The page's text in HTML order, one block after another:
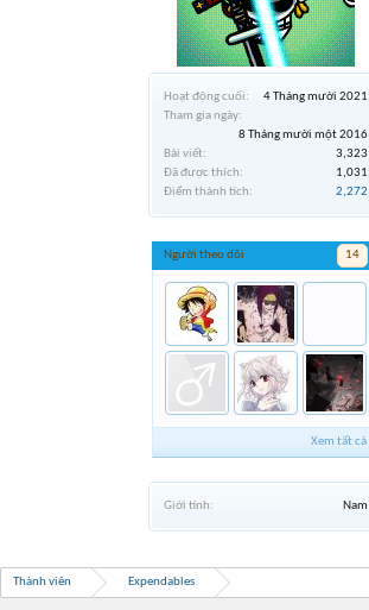
Hoạt động cuối:
4 Tháng mười 2021
Tham gia ngày:
8 Tháng mười một 2016
Bài viết:
3,323
Đã được thích:
1,031
Điểm thành tích:
2,272
Người theo dõi 14
Xem tất cả
Giới tính: Nam
Thành viên Expendables